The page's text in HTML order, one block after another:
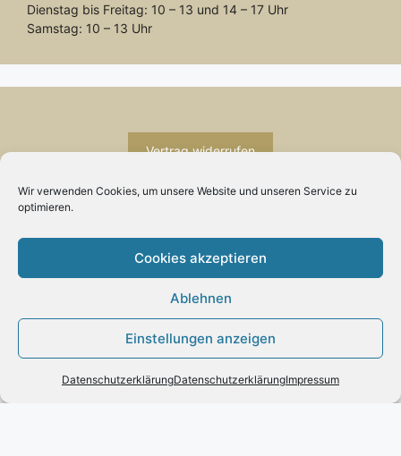
Wir verwenden Cookies, um unsere Website und unseren Service zu
optimieren.
Cookies akzeptieren
Ablehnen
Einstellungen anzeigen
DatenschutzerklärungDatenschutzerklärungImpressum
Dienstag bis Freitag: 10 – 13 und 14 – 17 Uhr
Samstag: 10 – 13 Uhr
Vertrag widerrufen
INFORMATION
Kundeninformationen
Produkt zum Warenkorb hinzugefügt.
0 Artikel -0,00€